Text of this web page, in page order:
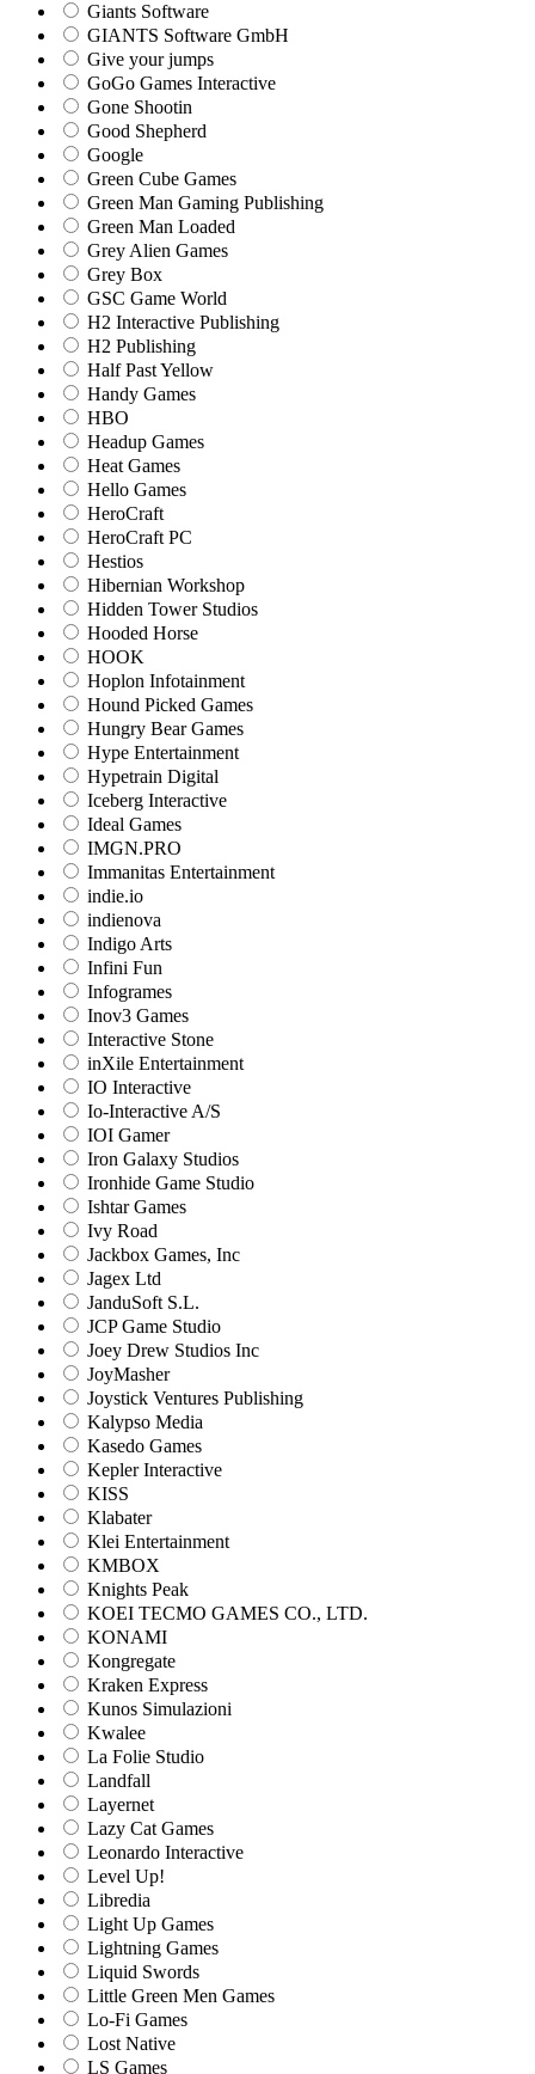
Giants Software
GIANTS Software GmbH
Give your jumps
GoGo Games Interactive
Gone Shootin
Good Shepherd
Google
Green Cube Games
Green Man Gaming Publishing
Green Man Loaded
Grey Alien Games
Grey Box
GSC Game World
H2 Interactive Publishing
H2 Publishing
Half Past Yellow
Handy Games
HBO
Headup Games
Heat Games
Hello Games
HeroCraft
HeroCraft PC
Hestios
Hibernian Workshop
Hidden Tower Studios
Hooded Horse
HOOK
Hoplon Infotainment
Hound Picked Games
Hungry Bear Games
Hype Entertainment
Hypetrain Digital
Iceberg Interactive
Ideal Games
IMGN.PRO
Immanitas Entertainment
indie.io
indienova
Indigo Arts
Infini Fun
Infogrames
Inov3 Games
Interactive Stone
inXile Entertainment
IO Interactive
Io-Interactive A/S
IOI Gamer
Iron Galaxy Studios
Ironhide Game Studio
Ishtar Games
Ivy Road
Jackbox Games, Inc
Jagex Ltd
JanduSoft S.L.
JCP Game Studio
Joey Drew Studios Inc
JoyMasher
Joystick Ventures Publishing
Kalypso Media
Kasedo Games
Kepler Interactive
KISS
Klabater
Klei Entertainment
KMBOX
Knights Peak
KOEI TECMO GAMES CO., LTD.
KONAMI
Kongregate
Kraken Express
Kunos Simulazioni
Kwalee
La Folie Studio
Landfall
Layernet
Lazy Cat Games
Leonardo Interactive
Level Up!
Libredia
Light Up Games
Lightning Games
Liquid Swords
Little Green Men Games
Lo-Fi Games
Lost Native
LS Games